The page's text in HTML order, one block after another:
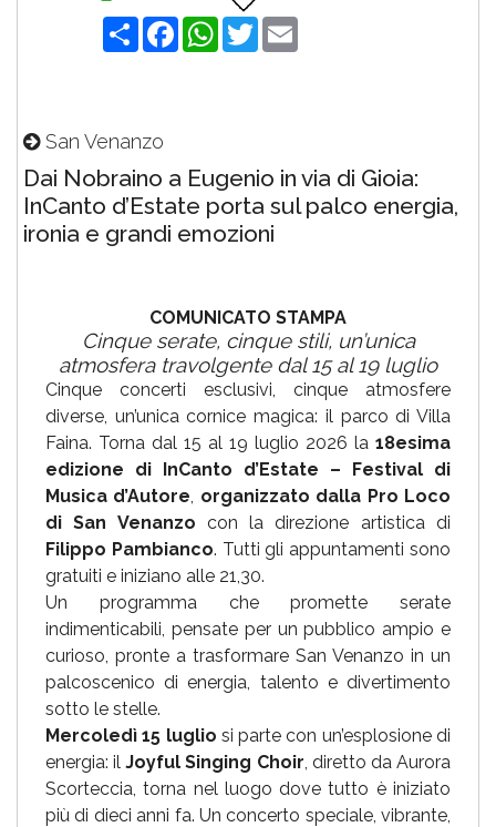
Share FacebookWhatsApp
Twitter
San Venanzo
Dai Nobraino a Eugenio in via di Gioia:
InCanto d’Estate porta sul palco energia,
ironia e grandi emozioni
COMUNICATO STAMPA
Cinque serate, cinque stili, un’unica
atmosfera travolgente dal 15 al 19 luglio
Cinque concerti esclusivi, cinque atmosfere
diverse, un’unica cornice magica: il parco di Villa
Faina. Torna dal 15 al 19 luglio 2026 la 18esima
edizione di InCanto d’Estate – Festival di
Musica d’Autore organizzato dalla Pro Loco
di San Venanzo con la direzione artistica di
Filippo Pambianco. Tutti gli appuntamenti sono
gratuiti e iniziano alle 21,30.
Un programma che promette serate
indimenticabili, pensate per un pubblico ampio e
curioso, pronte a trasformare San Venanzo in un
palcoscenico di energia, talento e divertimento
sotto le stelle.
Mercoledì 15 luglio si parte con un’esplosione di
energia: ilJoyful Singing Choir , diretto da Aurora
Scorteccia, torna nel luogo dove tutto è iniziato
più di dieci anni fa. Un concerto speciale, vibrante,